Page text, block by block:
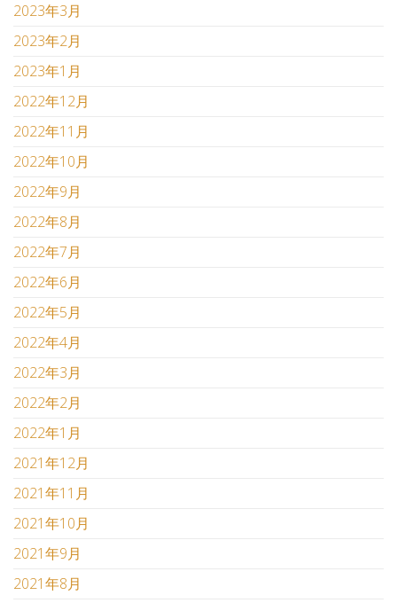
2023年3月
2023年2月
2023年1月
2022年12月
2022年11月
2022年10月
2022年9月
2022年8月
2022年7月
2022年6月
2022年5月
2022年4月
2022年3月
2022年2月
2022年1月
2021年12月
2021年11月
2021年10月
2021年9月
2021年8月